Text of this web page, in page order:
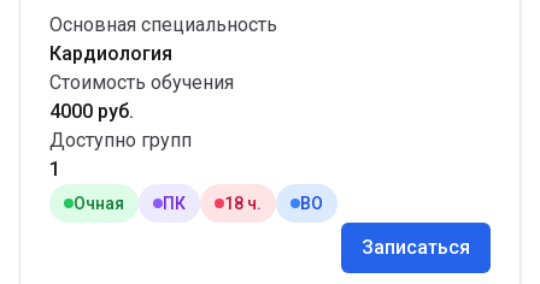
Основная специальность
Кардиология
Стоимость обучения
4000 руб.
Доступно групп
1
Очная ПК 18 ч. ВО
Записаться